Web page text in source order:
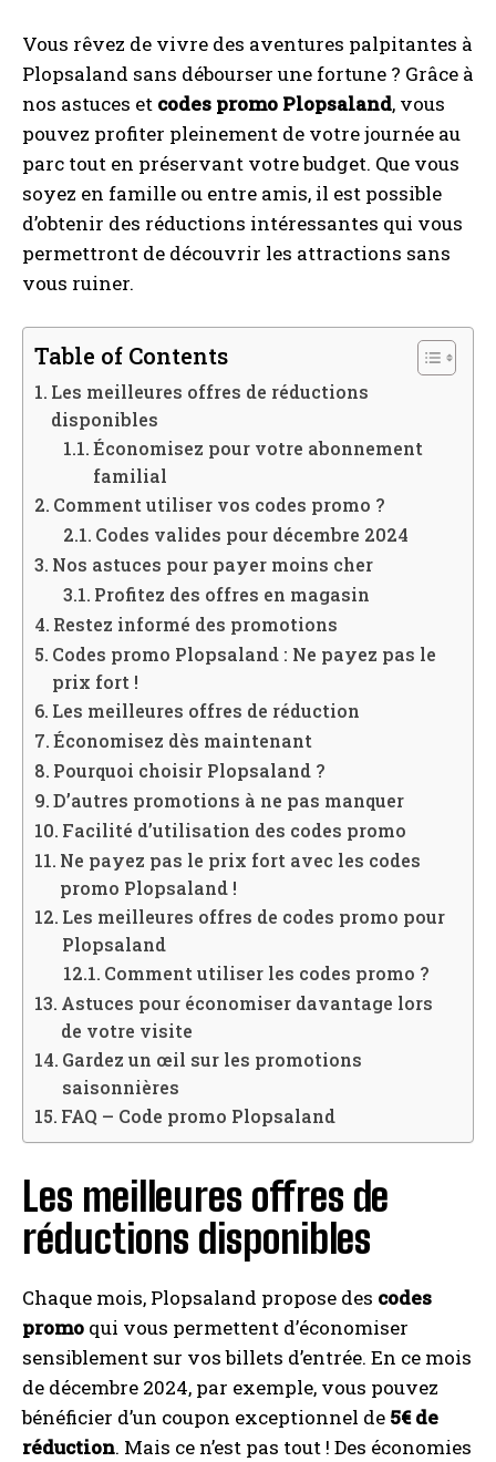
Vous rêvez de vivre des aventures palpitantes à
Plopsaland sans débourser une fortune ? Grâce à
nos astuces et codes promo Plopsaland, vous
pouvez profiter pleinement de votre journée au
parc tout en préservant votre budget. Que vous
soyez en famille ou entre amis, il est possible
d’obtenir des réductions intéressantes qui vous
permettront de découvrir les attractions sans
vous ruiner.
Table of Contents
Les meilleures offres de réductions
disponibles
Économisez pour votre abonnement
familial
Comment utiliser vos codes promo ?
Codes valides pour décembre 2024
Nos astuces pour payer moins cher
Profitez des offres en magasin
Restez informé des promotions
Codes promo Plopsaland : Ne payez pas le
prix fort !
Les meilleures offres de réduction
Économisez dès maintenant
Pourquoi choisir Plopsaland ?
D’autres promotions à ne pas manquer
Facilité d’utilisation des codes promo
Ne payez pas le prix fort avec les codes
promo Plopsaland !
Les meilleures offres de codes promo pour
Plopsaland
Comment utiliser les codes promo ?
Astuces pour économiser davantage lors
de votre visite
Gardez un œil sur les promotions
saisonnières
FAQ – Code promo Plopsaland
Les meilleures offres de
réductions disponibles
Chaque mois, Plopsaland propose des codes
promo qui vous permettent d’économiser
sensiblement sur vos billets d’entrée. En ce mois
de décembre 2024, par exemple, vous pouvez
bénéficier d’un coupon exceptionnel de 5€ de
réduction. Mais ce n’est pas tout ! Des économies